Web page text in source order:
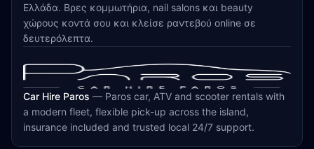
Ελλάδα. Βρες κομμωτήρια, nail salons και beauty
χώρους κοντά σου και κλείσε ραντεβού online σε
δευτερόλεπτα.
Car Hire Paros — Paros car, ATV and scooter rentals with
a modern fleet, flexible pick-up across the island,
insurance included and trusted local 24/7 support.